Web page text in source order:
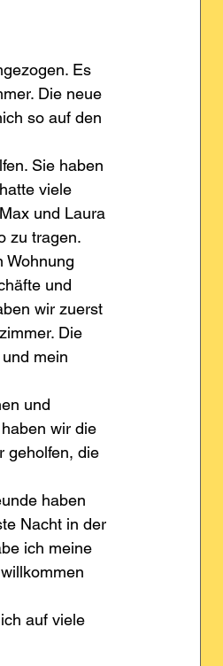
Es
Die neue
so auf den
Sie haben
viele
und Laura
zu tragen.
Wohnung
und
wir zuerst
Die
mein
und
wir die
geholfen, die
haben
Nacht in der
ich meine
auf viele